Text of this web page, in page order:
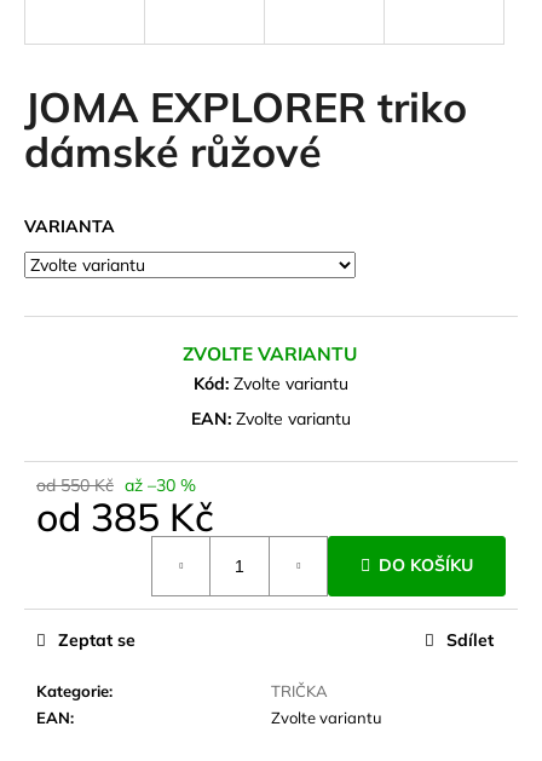
JOMA EXPLORER triko
dámské růžové
VARIANTA
ZVOLTE VARIANTU
Kód: Zvolte variantu
EAN: Zvolte variantu
od 550 Kč až –30 %
od 385 Kč
DO KOŠÍKU
Kategorie:
TRIČKA
EAN: Zvolte variantu
Zeptat se Sdílet
í
t
?
HLEDAT
o
u
m